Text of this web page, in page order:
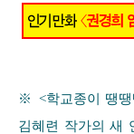
※ <학교종이 땡땡
김혜련 작가의 새